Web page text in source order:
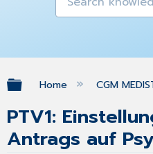
Expand/
Home CGM
PTV1:
Antrags auf